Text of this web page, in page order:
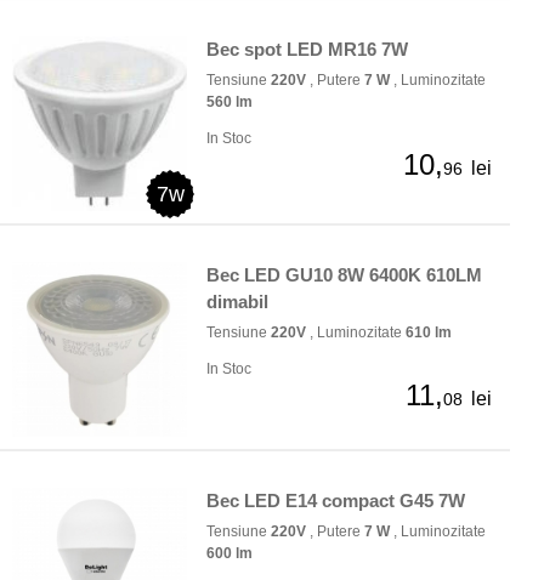
7w
Bec spot LED MR16 7W
Tensiune 220V , Putere 7 W, Luminozitate
560 lm
In Stoc
10,96 lei
Bec LED GU10 8W 6400K 610LM
dimabil
Tensiune 220V , Luminozitate 610 lm
In Stoc
11,08 lei
Bec LED E14 compact G45 7W
Tensiune 220V , Putere 7 W, Luminozitate
600 lm